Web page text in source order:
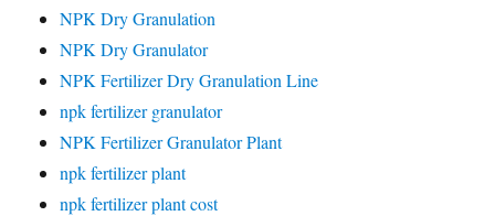
NPK Dry Granulation
NPK Dry Granulator
NPK Fertilizer Dry Granulation Line
npk fertilizer granulator
NPK Fertilizer Granulator Plant
npk fertilizer plant
npk fertilizer plant cost